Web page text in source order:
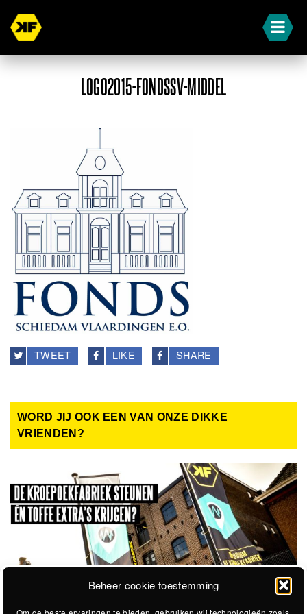
Beheer cookie toestemming
LOGO2015-FONDSSV-MIDDEL
TWEET LIKE SHARE
WORD JIJ OOK EEN VAN ONZE DIKKE
VRIENDEN?